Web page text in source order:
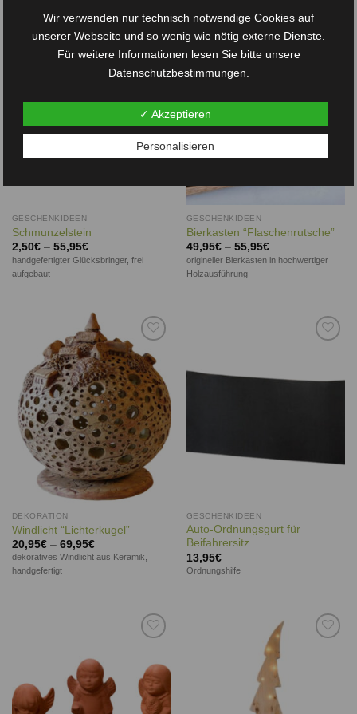
Auf die
GESCHENKIDEEN
Schmunzelstein
2,50€– 55,95€
handgefertigter Glücksbringer, frei
aufgebaut
Auf die
GESCHENKIDEEN
Bierkasten “Flaschenrutsche”
49,95€– 55,95€
origineller Bierkasten in hochwertiger
Holzausführung
Auf die
Wunschliste
DEKORATION
Windlicht “Lichterkugel”
20,95€– 69,95€
dekoratives Windlicht aus Keramik,
handgefertigt
GESCHENKIDEEN
Auto-Ordnungsgurt für
Beifahrersitz
13,95€
Ordnungshilfe
Wir verwenden nur technisch notwendige Cookies auf
unserer Webseite und so wenig wie nötig externe Dienste.
Für weitere Informationen lesen Sie bitte unsere
Datenschutzbestimmungen.
✓ Akzeptieren
Personalisieren